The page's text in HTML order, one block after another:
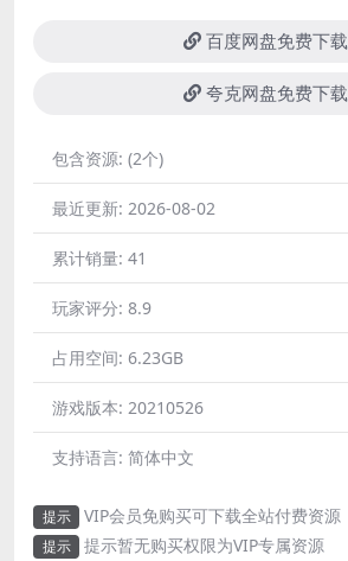
百度网盘免费下载
夸克网盘免费下载
包含资源: (2个)
最近更新: 2026-08-02
累计销量: 41
玩家评分: 8.9
占用空间: 6.23GB
游戏版本: 20210526
支持语言: 简体中文
提示 VIP会员免购买可下载全站付费资源
提示
提示暂无购买权限为VIP专属资源